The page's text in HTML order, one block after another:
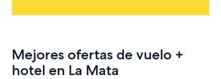
Mejores ofertas de vuelo +
hotel en La Mata